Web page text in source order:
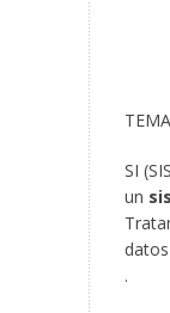
SI
un
.